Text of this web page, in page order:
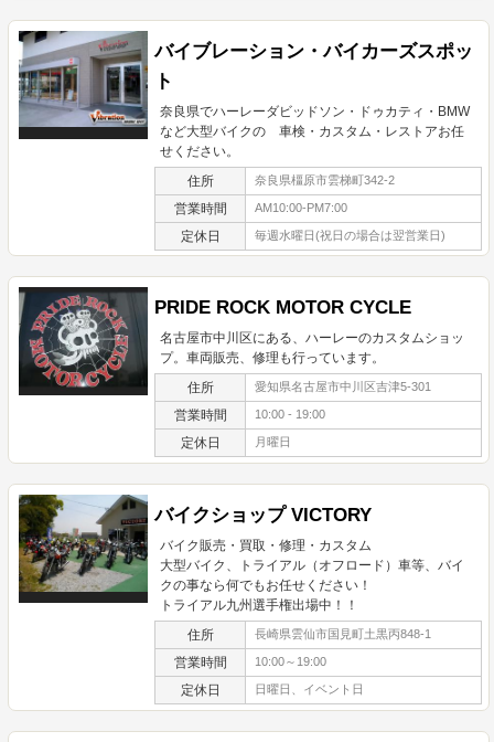
バイブレーション・バイカーズスポッ
ト
奈良県でハーレーダビッドソン・ドゥカティ・BMW
など大型バイクの 車検・カスタム・レストアお任
せください。
住所 奈良県橿原市雲梯町342-2
営業時間 AM10:00-PM7:00
定休日 毎週水曜日(祝日の場合は翌営業日)
PRIDE ROCK MOTOR CYCLE
名古屋市中川区にある、ハーレーのカスタムショッ
プ。車両販売、修理も行っています。
住所 愛知県名古屋市中川区吉津5-301
営業時間 10:00 - 19:00
定休日 月曜日
バイクショップ VICTORY
バイク販売・買取・修理・カスタム
大型バイク、トライアル（オフロード）車等、バイ
クの事なら何でもお任せください！
トライアル九州選手権出場中！！
住所 長崎県雲仙市国見町土黒丙848-1
営業時間 10:00～19:00
定休日 日曜日、イベント日